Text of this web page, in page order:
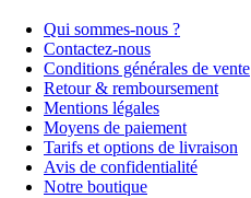
Qui sommes-nous ?
Contactez-nous
Conditions générales de vente
Retour & remboursement
Mentions légales
Moyens de paiement
Tarifs et options de livraison
Avis de confidentialité
Notre boutique